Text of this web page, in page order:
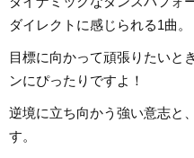
ダイレクトに感じられる1曲。
目標に向かって頑張りたいと
ンにぴったりですよ！
逆境に立ち向かう強い意志と
す。